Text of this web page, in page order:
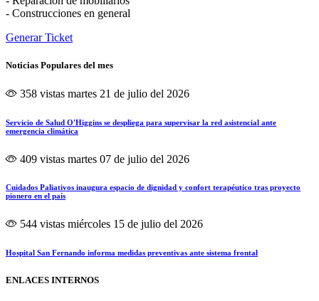
- Construcciones en general
Generar Ticket
Noticias Populares del mes
358 vistas martes 21 de julio del 2026
Servicio de Salud O'Higgins se despliega para supervisar la red asistencial ante
emergencia climática
409 vistas martes 07 de julio del 2026
Cuidados Paliativos inaugura espacio de dignidad y confort terapéutico tras proyecto
pionero en el país
544 vistas miércoles 15 de julio del 2026
Hospital San Fernando informa medidas preventivas ante sistema frontal
ENLACES INTERNOS